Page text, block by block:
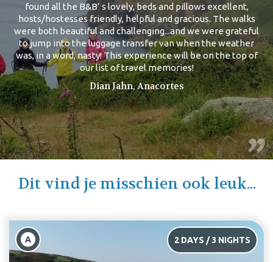
found all the B&B’ s lovely, beds and pillows excellent,
hosts/hostesses friendly, helpful and gracious. The walks
were both beautiful and challenging...and we were grateful
to jump into the luggage transfer van when the weather
was, in a word, nasty! This experience will be on the top of
our list of travel memories!
Dian Jahn, Anacortes
Dit vind je misschien ook leuk...
A 2 DAYS / 3 NIGHTS